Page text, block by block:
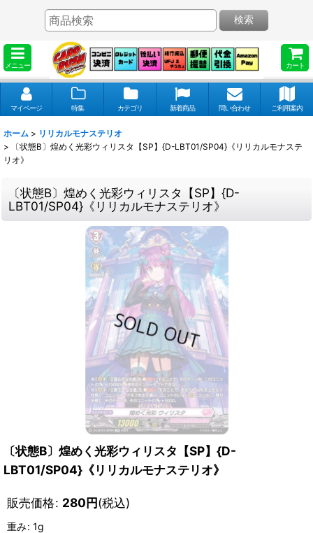
メニュー カート
検索
マイページ 特集 カテゴリ 新着商品 問い合わせ ご利用案内
ホーム > リリカルモナステリオ
>
〔状態B〕煌めく光彩ウィリスタ【SP】{D-LBT01/SP04}《リリカルモナステ
リオ》
〔状態B〕煌めく光彩ウィリスタ【SP】{D-
LBT01/SP04}《リリカルモナステリオ》
〔状態B〕煌めく光彩ウィリスタ【SP】{D-
LBT01/SP04}《リリカルモナステリオ》
販売価格: 280円(税込)
重み: 1g